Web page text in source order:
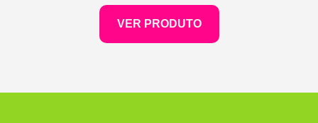
VER PRODUTO